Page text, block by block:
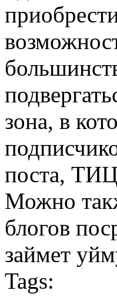
зона, в
поста,
Можно
блогов
займет
Tags: